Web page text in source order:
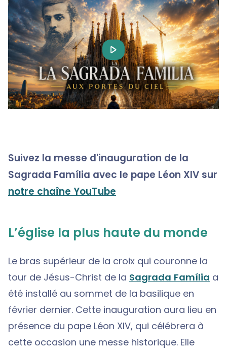
Play
Video
Suivez la messe d'inauguration de la
Sagrada Família avec le pape Léon XIV sur
notre chaîne YouTube
L’église la plus haute du monde
Le bras supérieur de la croix qui couronne la
tour de Jésus-Christ de la Sagrada Família a
été installé au sommet de la basilique en
février dernier. Cette inauguration aura lieu en
présence du pape Léon XIV, qui célébrera à
cette occasion une messe historique. Elle